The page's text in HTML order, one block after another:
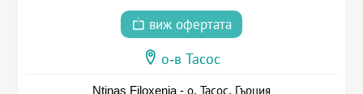
виж офертата
о-в Тасос
Ntinas Filoxenia - о. Тасос, Гърция